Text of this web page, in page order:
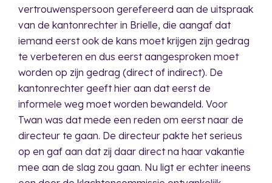
vertrouwenspersoon gerefereerd aan de uitspraak
van de kantonrechter in Brielle, die aangaf dat
iemand eerst ook de kans moet krijgen zijn gedrag
te verbeteren en dus eerst aangesproken moet
worden op zijn gedrag (direct of indirect). De
kantonrechter geeft hier aan dat eerst de
informele weg moet worden bewandeld. Voor
Twan was dat mede een reden om eerst naar de
directeur te gaan. De directeur pakte het serieus
op en gaf aan dat zij daar direct na haar vakantie
mee aan de slag zou gaan. Nu ligt er echter ineens